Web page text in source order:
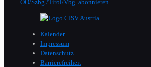
OÖ/Szbg./Tirol/Vbg. abonnieren
Kalender
Impressum
Datenschutz
Barrierefreiheit